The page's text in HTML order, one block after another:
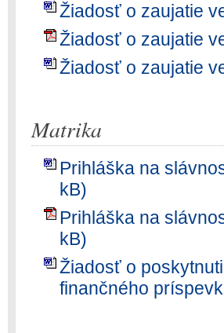
Žiadosť o zaujatie
Žiadosť o zaujatie
Žiadosť o zaujatie
Matrika
Prihláška na
kB)
Prihláška na
kB)
Žiadosť o
finančného